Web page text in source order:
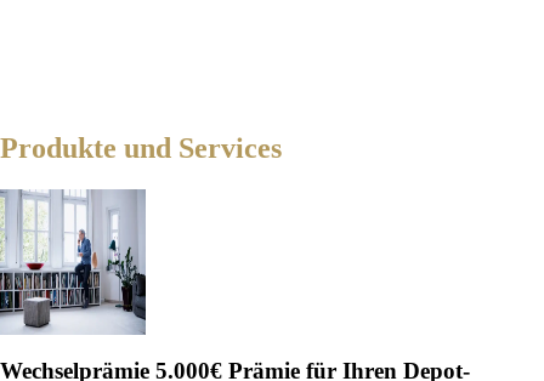
Produkte und Services
Wechselprämie 5.000€ Prämie für Ihren Depot-